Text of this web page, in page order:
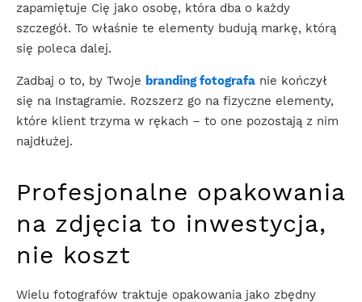
zapamiętuje Cię jako osobę, która dba o każdy
szczegół. To właśnie te elementy budują markę, którą
się poleca dalej.
Zadbaj o to, by Twoje branding fotografa nie kończył
się na Instagramie. Rozszerz go na fizyczne elementy,
które klient trzyma w rękach – to one pozostają z nim
najdłużej.
Profesjonalne opakowania
na zdjęcia to inwestycja,
nie koszt
Wielu fotografów traktuje opakowania jako zbędny